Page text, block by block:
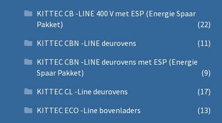
KITTEC CB -LINE 400 V met ESP (Energie Spaar
Pakket)
(22)
KITTEC CBN -LINE deurovens
(11)
KITTEC CBN -LINE deurovens met ESP (Energie
Spaar Pakket)
(9)
KITTEC CL -Line deurovens
(17)
KITTEC ECO -Line bovenladers
(13)